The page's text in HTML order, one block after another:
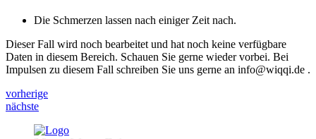
Die Schmerzen lassen nach einiger Zeit nach.
Dieser Fall wird noch bearbeitet und hat noch keine verfügbare
Daten in diesem Bereich. Schauen Sie gerne wieder vorbei. Bei
Impulsen zu diesem Fall schreiben Sie uns gerne an info@wiqqi.de .
vorherige
nächste